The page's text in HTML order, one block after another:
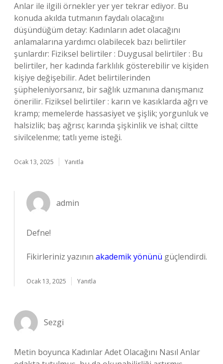
Anlar ile ilgili örnekler yer yer tekrar ediyor. Bu
konuda akılda tutmanın faydalı olacağını
düşündüğüm detay: Kadınların adet olacağını
anlamalarına yardımcı olabilecek bazı belirtiler
şunlardır: Fiziksel belirtiler : Duygusal belirtiler : Bu
belirtiler, her kadında farklılık gösterebilir ve kişiden
kişiye değişebilir. Adet belirtilerinden
şüpheleniyorsanız, bir sağlık uzmanına danışmanız
önerilir. Fiziksel belirtiler : karın ve kasıklarda ağrı ve
kramp; memelerde hassasiyet ve şişlik; yorgunluk ve
halsizlik; baş ağrısı; karında şişkinlik ve ishal; ciltte
sivilcelenme; tatlı yeme isteği.
Ocak 13, 2025 Yanıtla
admin
Defne!
Fikirleriniz yazının akademik yönünü güçlendirdi.
Ocak 13, 2025 Yanıtla
Sezgi
Metin boyunca Kadınlar Adet Olacağını Nasıl Anlar